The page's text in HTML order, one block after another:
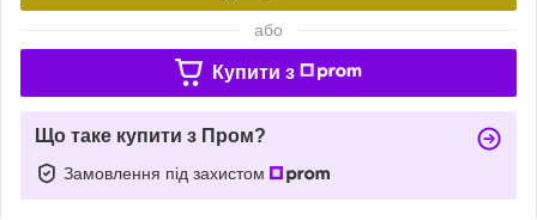
або
Купити з
Що таке купити з Пром?
Замовлення під захистом